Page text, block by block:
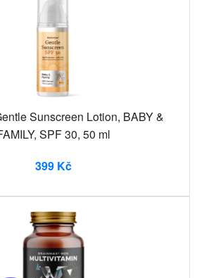
Sunscreen Lotion, BABY &
SPF 30, 50 ml
399 Kč